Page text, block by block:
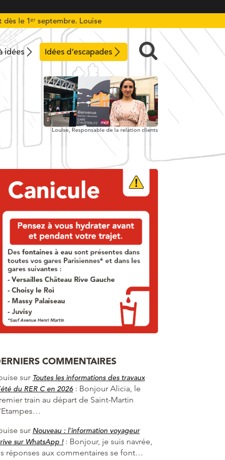
le 1ᵉʳ septembre. Louise
idées Idées d’escapades
Louise, Responsable de la relation clients
COMMENTAIRES
sur Toutes les informations des travaux
du RER C en 2026 : Bonjour Alicia, le
train au départ de Saint-Martin
sur Nouveau : l’information voyageur
sur WhatsApp ! : Bonjour, je suis navrée,
réponses aux commentaires se font…